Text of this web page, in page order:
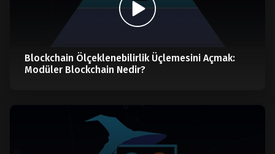
Blockchain Ölçeklenebilirlik Üçlemesini Açmak:
Modüler Blockchain Nedir?